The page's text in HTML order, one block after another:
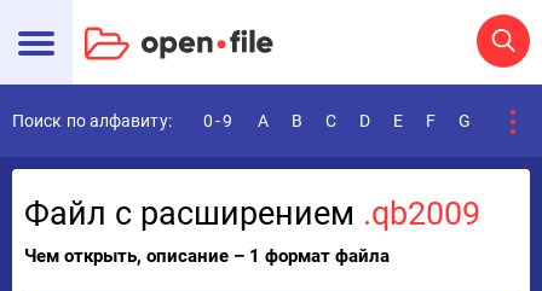
Поиск по алфавиту: 0-9 A B C D E F G
Файл с расширением .qb2009
Чем открыть, описание – 1 формат файла